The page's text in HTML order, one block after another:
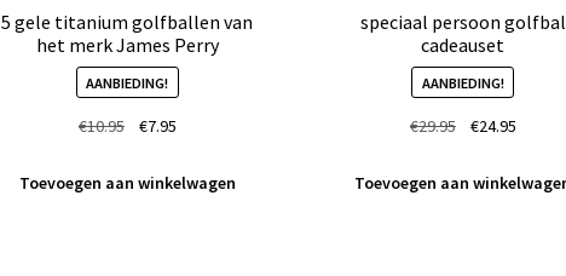
5 gele titanium golfballen van
het merk James Perry
AANBIEDING!
€10.95
Oorspronkelijke
was:
€7.95Huidige
is:
Toevoegen aan winkelwagen
speciaal persoon golfbal
cadeauset
AANBIEDING!
€29.95
Oorspronkelijke
was:
€24.95Huidige
is:
Toevoegen aan